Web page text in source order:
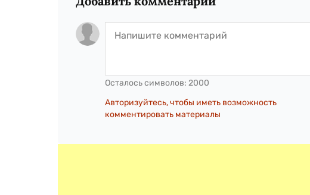
Осталось символов: 2000
Авторизуйтесь, чтобы иметь возможность
комментировать материалы